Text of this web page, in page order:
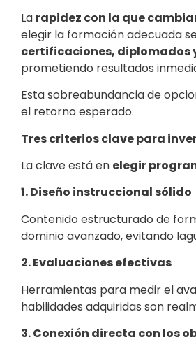
La rapidez con la que
elegir la formación adecuada
certificaciones, diplomados
prometiendo resultados
Esta sobreabundancia de
el retorno esperado.
Tres criterios clave para
La clave está en elegir
1. Diseño instruccional sólido
Contenido estructurado de
dominio avanzado, evitando
2. Evaluaciones efectivas
Herramientas para medir el
habilidades adquiridas son
3. Conexión directa con los